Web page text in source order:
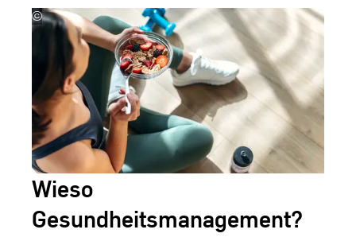
©
stock.adobe.com/nenetus
Wieso
Gesundheitsmanagement?